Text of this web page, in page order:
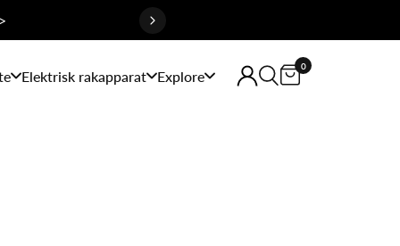
Elektrisk rakapparat Explore
0